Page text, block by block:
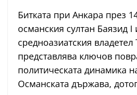
Битката при Анкара през
османския султан Баязид I
средноазиатския
представлява ключов
политическата динамика
Османската държава,